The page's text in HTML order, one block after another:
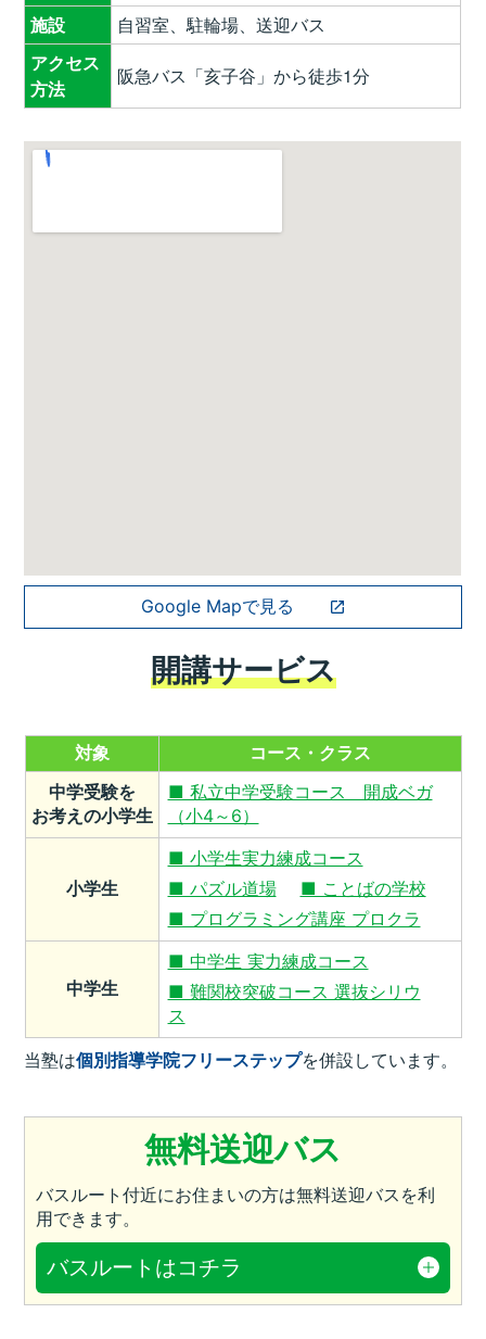
施設
自習室、駐輪場、送迎バス
アクセス
方法
阪急バス「亥子谷」から徒歩1分
Google Mapで見る
開講サービス
対象
コース・クラス
中学受験を
お考えの小学生
■ 私立中学受験コース 開成ベガ
（小4～6）
小学生
■ 小学生実力練成コース
■ パズル道場
■ ことばの学校
■ プログラミング講座 プロクラ
中学生
■ 中学生 実力練成コース
■ 難関校突破コース 選抜シリウ
ス
当塾は個別指導学院フリーステップを併設しています。
無料送迎バス
バスルート付近にお住まいの方は無料送迎バスを利
用できます。
バスルートはコチラ